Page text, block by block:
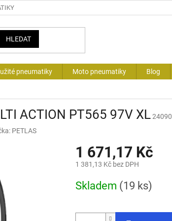
HLEDAT
pneumatiky Moto pneumatiky Blog
ACTION PT565 97V XL24090
PETLAS
1 671,17 Kč
1 381,13 Kč bez DPH
cena:
Skladem (19 ks)